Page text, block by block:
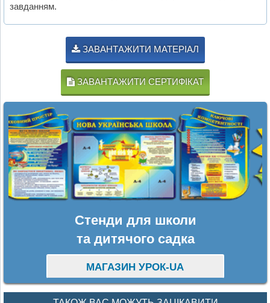
завданням.
ЗАВАНТАЖИТИ МАТЕРІАЛ
ЗАВАНТАЖИТИ СЕРТИФІКАТ
Стенди для школи
та дитячого садка
МАГАЗИН УРОК-UA